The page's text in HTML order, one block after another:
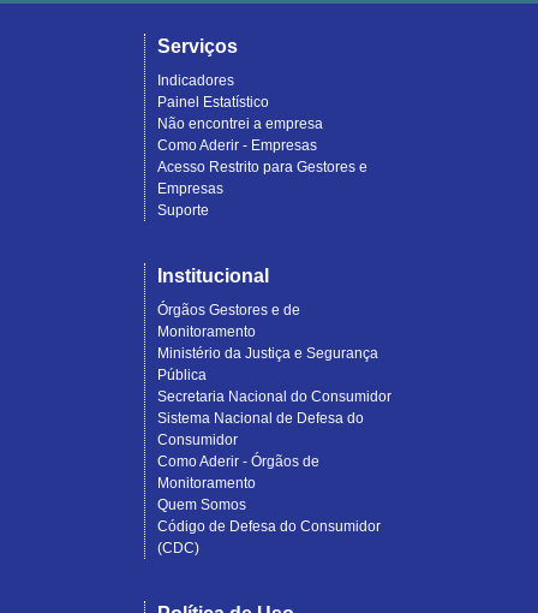
Serviços
Indicadores
Painel Estatístico
Não encontrei a empresa
Como Aderir - Empresas
Acesso Restrito para Gestores e
Empresas
Suporte
Institucional
Órgãos Gestores e de
Monitoramento
Ministério da Justiça e Segurança
Pública
Secretaria Nacional do Consumidor
Sistema Nacional de Defesa do
Consumidor
Como Aderir - Órgãos de
Monitoramento
Quem Somos
Código de Defesa do Consumidor
(CDC)